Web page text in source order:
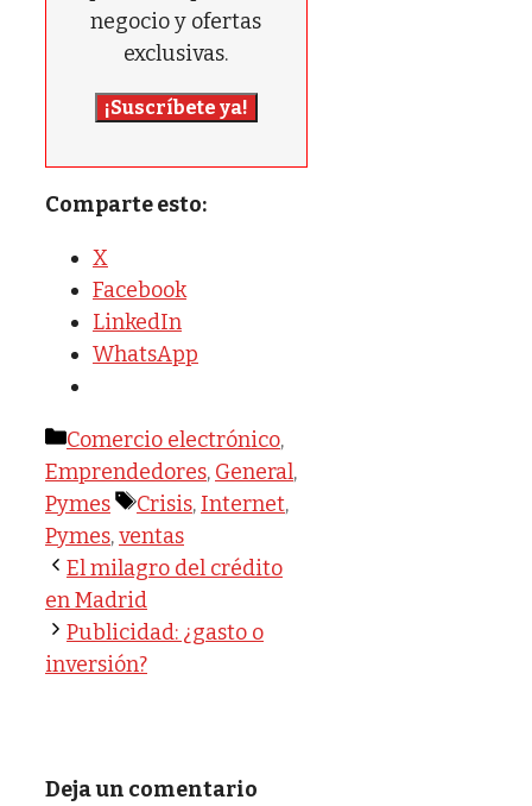
negocio y ofertas
exclusivas.
¡Suscríbete ya!
Comparte esto:
X
Facebook
LinkedIn
WhatsApp
Categorías
Comercio electrónico,
Emprendedores, General,
Pymes
Etiquetas
Crisis, Internet,
Pymes,ventas
El milagro del crédito
en Madrid
Publicidad: ¿gasto o
inversión?
Deja un comentario